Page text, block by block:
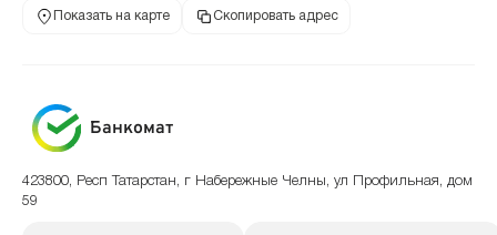
Показать на карте Скопировать адрес
Банкомат
423800, Респ Татарстан, г Набережные Челны, ул Профильная, дом
59